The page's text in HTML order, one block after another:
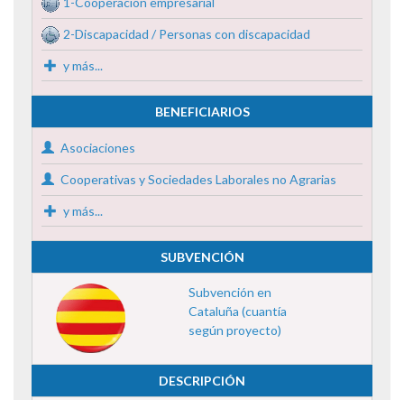
2-Discapacidad / Personas con discapacidad
y más...
BENEFICIARIOS
Asociaciones
Cooperativas y Sociedades Laborales no Agrarias
y más...
SUBVENCIÓN
Subvención en
Cataluña (cuantía
según proyecto)
DESCRIPCIÓN